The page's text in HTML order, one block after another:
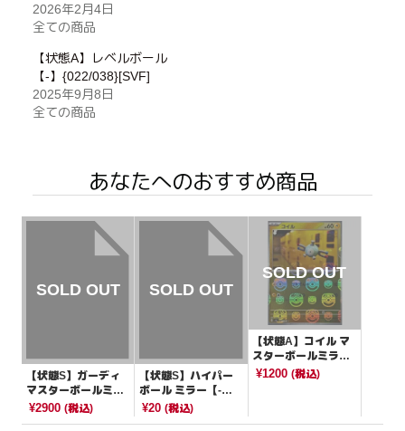
2026年2月4日
全ての商品
【状態A】レベルボール
【-】{022/038}[SVF]
2025年9月8日
全ての商品
あなたへのおすすめ商品
【状態S】ガーディ
マスターボールミラ
ー【C】{058/165}[S
¥2900 (税込)
【状態S】ハイパー
ボール ミラー【-】
{010/020}[SPD]
¥20(税込)
【状態A】コイル マ
スターボールミラー
【C】{081/165}[SV
¥1200 (税込)